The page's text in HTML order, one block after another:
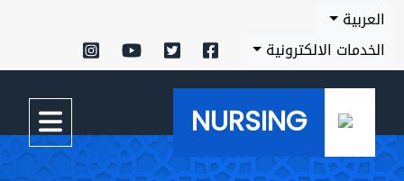
العربية
الخدمات الالكترونية
NURSING